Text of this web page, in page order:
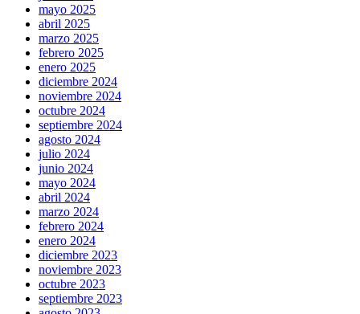
mayo 2025
abril 2025
marzo 2025
febrero 2025
enero 2025
diciembre 2024
noviembre 2024
octubre 2024
septiembre 2024
agosto 2024
julio 2024
junio 2024
mayo 2024
abril 2024
marzo 2024
febrero 2024
enero 2024
diciembre 2023
noviembre 2023
octubre 2023
septiembre 2023